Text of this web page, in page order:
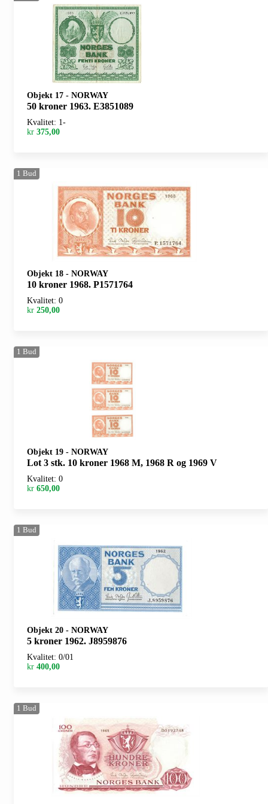
Objekt 17 - NORWAY
50 kroner 1963. E3851089
Kvalitet: 1-
kr 375,00
1 Bud
Objekt 18 - NORWAY
10 kroner 1968. P1571764
Kvalitet: 0
kr 250,00
1 Bud
Objekt 19 - NORWAY
Lot 3 stk. 10 kroner 1968 M, 1968 R og 1969 V
Kvalitet: 0
kr 650,00
1 Bud
Objekt 20 - NORWAY
5 kroner 1962. J8959876
Kvalitet: 0/01
kr 400,00
1 Bud